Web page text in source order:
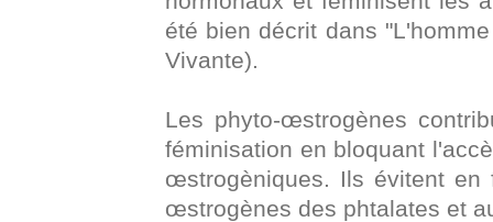
été bien décrit dans
Vivante).
Les phyto-œstrogènes
féminisation en bloquant
œstrogèniques. Ils évitent en
œstrogènes des phtalates et